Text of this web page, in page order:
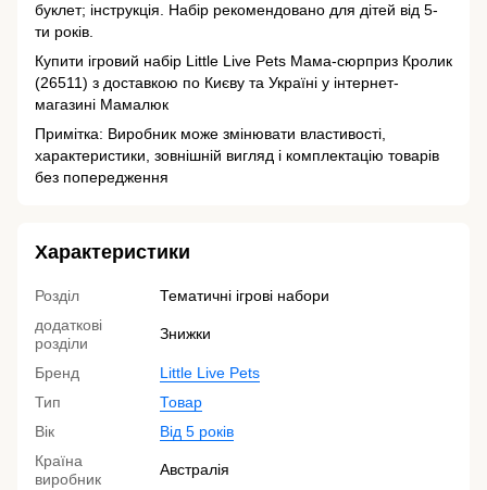
буклет; інструкція. Набір рекомендовано для дітей від 5-
ти років.
Купити ігровий набір Little Live Pets Мама-сюрприз Кролик
(26511) з доставкою по Києву та Україні у інтернет-
магазині Мамалюк
Примітка: Виробник може змінювати властивості,
характеристики, зовнішній вигляд і комплектацію товарів
без попередження
Характеристики
Розділ
Тематичні ігрові набори
додаткові
розділи
Знижки
Бренд
Little Live Pets
Тип
Товар
Вік
Від 5 років
Країна
виробник
Австралія